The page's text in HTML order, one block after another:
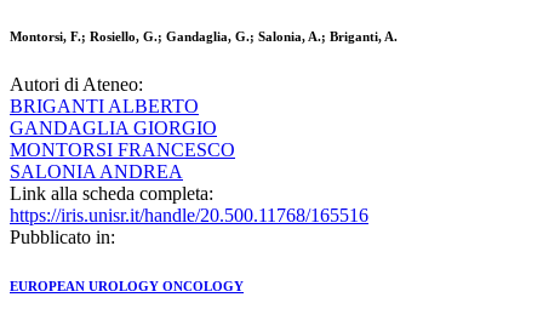
Montorsi, F.; Rosiello, G.; Gandaglia, G.; Salonia, A.; Briganti, A.
Autori di Ateneo:
BRIGANTI ALBERTO
GANDAGLIA GIORGIO
MONTORSI FRANCESCO
SALONIA ANDREA
Link alla scheda completa:
https://iris.unisr.it/handle/20.500.11768/165516
Pubblicato in:
EUROPEAN UROLOGY ONCOLOGY